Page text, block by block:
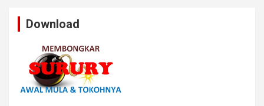
Download